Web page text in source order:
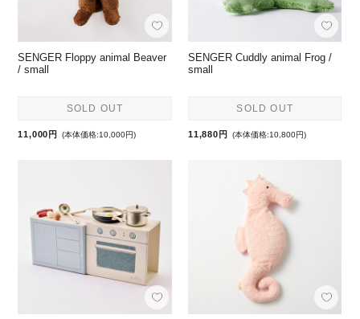
SENGER Floppy animal Beaver
/ small
SOLD OUT
11,000円 (本体価格:10,000円)
SENGER Cuddly animal Frog /
small
SOLD OUT
11,880円 (本体価格:10,800円)